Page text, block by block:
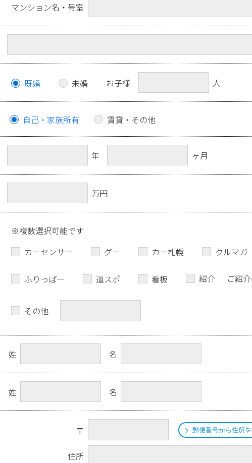
マンション名・号室
既婚 未婚 お子様 人
自己・家族所有 賃貸・その他
年 ヶ月
万円
※複数選択可能です
カーセンサー
グー カー札幌 クルマガ
ふりっぱー 道スポ 看板 紹介 ご紹
その他
姓 名
姓 名
〒 郵便番号から住所
住所